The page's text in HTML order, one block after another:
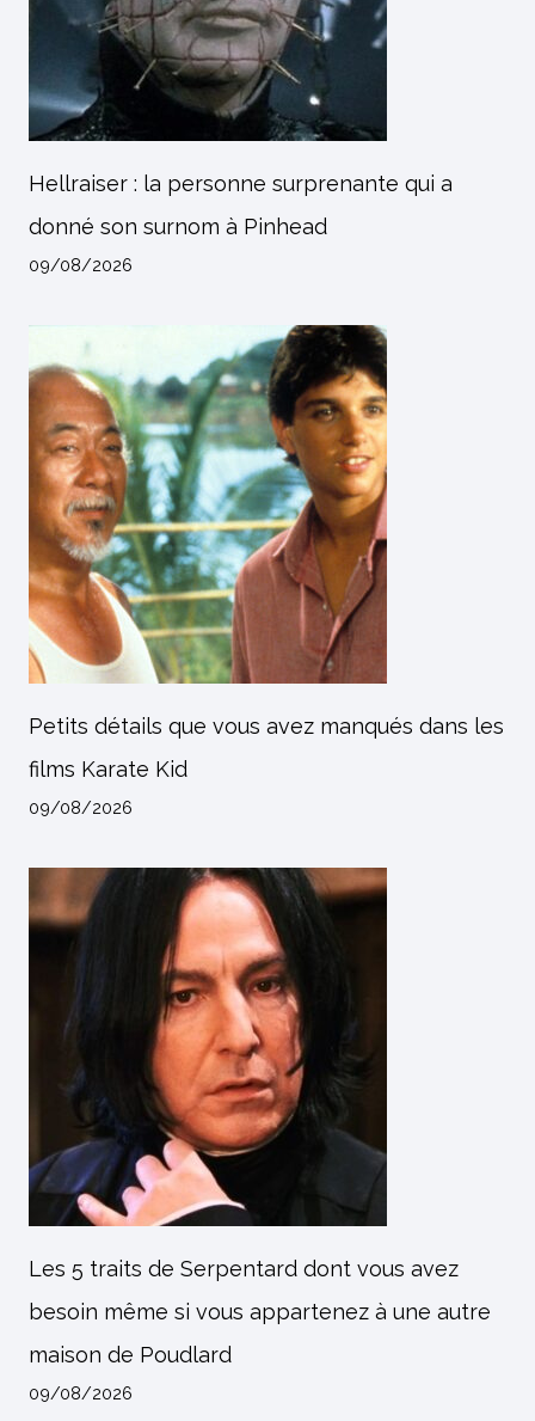
Hellraiser : la personne surprenante qui a
donné son surnom à Pinhead
09/08/2026
Petits détails que vous avez manqués dans les
films Karate Kid
09/08/2026
Les 5 traits de Serpentard dont vous avez
besoin même si vous appartenez à une autre
maison de Poudlard
09/08/2026